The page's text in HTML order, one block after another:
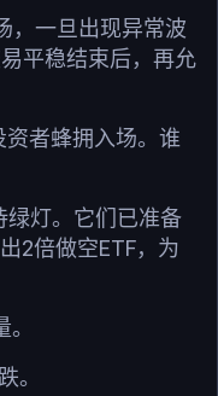
，一旦出现异常波
平稳结束后，再允
者蜂拥入场。谁
绿灯。它们已准备
2倍做空ETF，为
。